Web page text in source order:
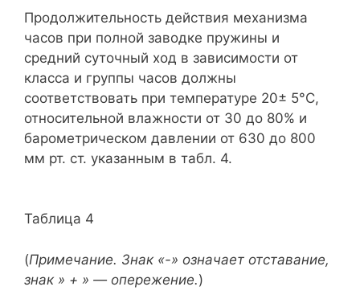
Продолжительность действия механизма
часов при полной заводке пружины и
средний суточный ход в зависимости от
класса и группы часов должны
соответствовать при температуре 20± 5°С,
относительной влажности от 30 до 80% и
барометрическом давлении от 630 до 800
мм рт. ст. указанным в табл. 4.
Таблица 4
(Примечание. Знак «-» означает отставание,
знак » + » — опережение.)